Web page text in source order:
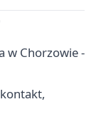
w Chorzowie -